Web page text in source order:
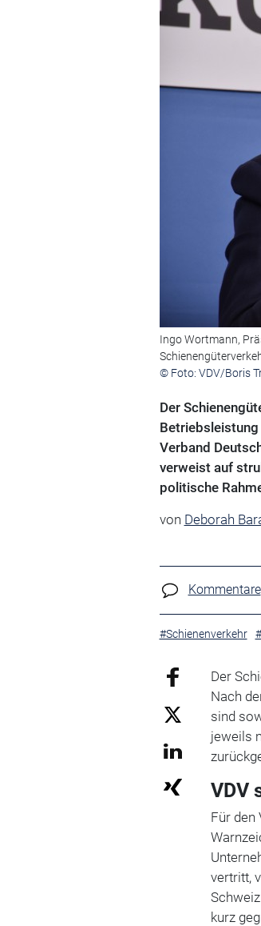
Ingo Wortmann,
© Foto: VDV/Boris
Der
Verband
verweist auf
politische
von Deborah
Kommentare
#Schienenverkehr
Der
Nach
sind
jeweils
VDV
Für den
vertritt,
kurz